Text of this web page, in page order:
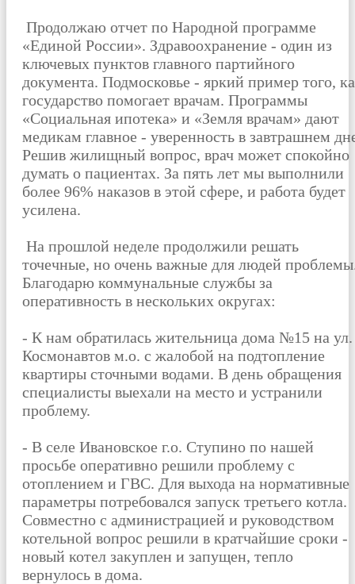
Продолжаю отчет по Народной программе
«Единой России». Здравоохранение - один из
ключевых пунктов главного партийного
документа. Подмосковье - яркий пример того,
государство помогает врачам. Программы
«Социальная ипотека» и «Земля врачам» дают
медикам главное - уверенность в завтрашнем
Решив жилищный вопрос, врач может спокойно
думать о пациентах. За пять лет мы выполнили
более 96% наказов в этой сфере, и работа будет
усилена.
На прошлой неделе продолжили решать
точечные, но очень важные для людей
Благодарю коммунальные службы за
оперативность в нескольких округах:
- К нам обратилась жительница дома №15 на ул.
Космонавтов м.о. с жалобой на подтопление
квартиры сточными водами. В день обращения
специалисты выехали на место и устранили
проблему.
- В селе Ивановское г.о. Ступино по нашей
просьбе оперативно решили проблему с
отоплением и ГВС. Для выхода на нормативные
параметры потребовался запуск третьего котла.
Совместно с администрацией и руководством
котельной вопрос решили в кратчайшие сроки -
новый котел закуплен и запущен, тепло
вернулось в дома.